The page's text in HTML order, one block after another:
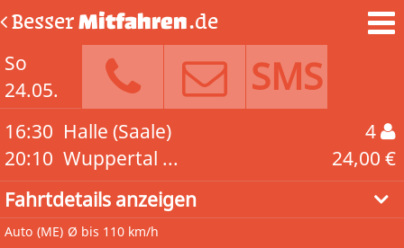
BesserMitfahren.de
So
24.05.
SMS
16:30
20:10
Halle (Saale)
Wuppertal ...
4
24,00 €
Fahrtdetails anzeigen
Auto (ME) Ø bis 110 km/h